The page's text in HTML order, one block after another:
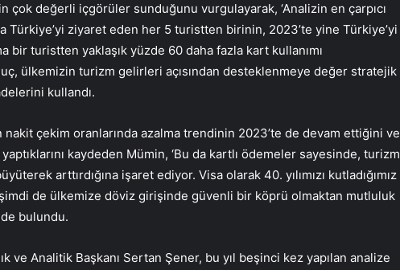
çok değerli içgörüler sunduğunu vurgulayarak, ‘Analizin en çarpıcı
Türkiye’yi ziyaret eden her 5 turistten birinin, 2023’te yine Türkiye’yi
bir turistten yaklaşık yüzde 60 daha fazla kart kullanımı
ülkemizin turizm gelirleri açısından desteklenmeye değer stratejik
kullandı.
nakit çekim oranlarında azalma trendinin 2023’te de devam ettiğini ve
kaydeden Mümin, ‘Bu da kartlı ödemeler sayesinde, turizm
arttırdığına işaret ediyor. Visa olarak 40. yılımızı kutladığımız
şimdi de ülkemize döviz girişinde güvenli bir köprü olmaktan mutluluk
bulundu.
ve Analitik Başkanı Sertan Şener, bu yıl beşinci kez yapılan analize